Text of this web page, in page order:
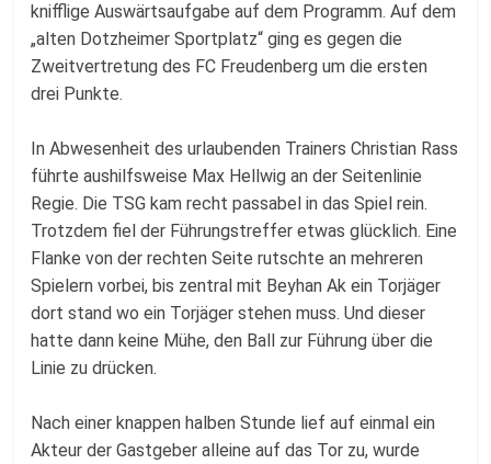
knifflige Auswärtsaufgabe auf dem Programm. Auf dem
„alten Dotzheimer Sportplatz“ ging es gegen die
Zweitvertretung des FC Freudenberg um die ersten
drei Punkte.
In Abwesenheit des urlaubenden Trainers Christian Rass
führte aushilfsweise Max Hellwig an der Seitenlinie
Regie. Die TSG kam recht passabel in das Spiel rein.
Trotzdem fiel der Führungstreffer etwas glücklich. Eine
Flanke von der rechten Seite rutschte an mehreren
Spielern vorbei, bis zentral mit Beyhan Ak ein Torjäger
dort stand wo ein Torjäger stehen muss. Und dieser
hatte dann keine Mühe, den Ball zur Führung über die
Linie zu drücken.
Nach einer knappen halben Stunde lief auf einmal ein
Akteur der Gastgeber alleine auf das Tor zu, wurde